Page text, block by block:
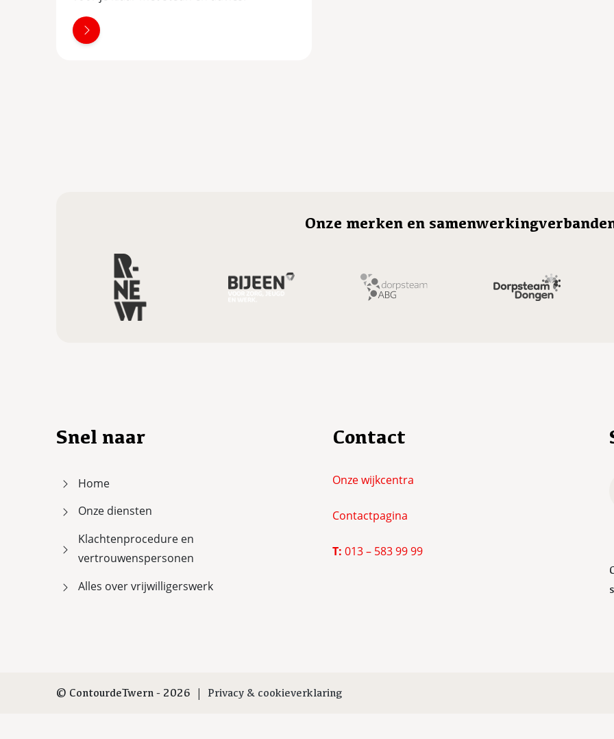
Onze merken en
Snel naar
Home
Onze diensten
Klachtenprocedure en
vertrouwenspersonen
Alles over vrijwilligerswerk
Contact
Onze wijkcentra
Contactpagina
T: 013 – 583 99 99
© ContourdeTwern - 2026 | Privacy & cookieverklaring